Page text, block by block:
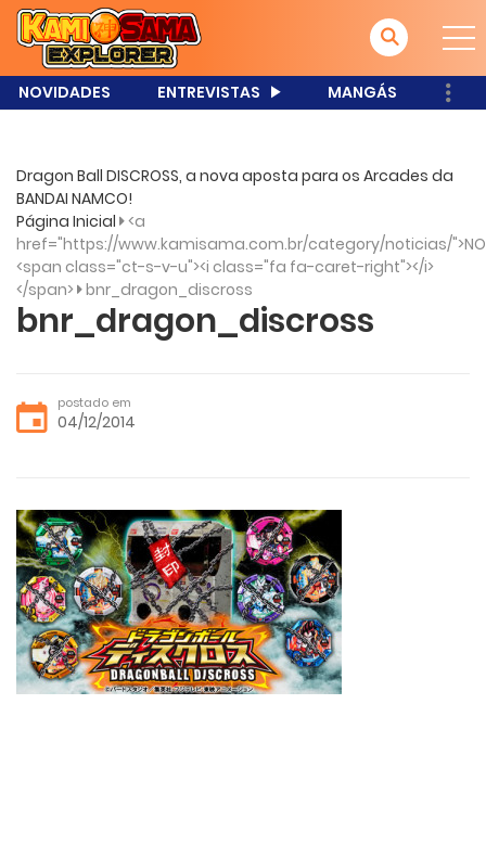
NOVIDADES ENTREVISTAS MANGÁS
Dragon Ball DISCROSS, a nova aposta para os Arcades da
BANDAI NAMCO!
Página Inicial <a
href="https://www.kamisama.com.br/category/noticias/
<span class="ct-s-v-u"><i class="fa fa-caret-right"></i>
</span> bnr_dragon_discross
bnr_dragon_discross
postado em
04/12/2014